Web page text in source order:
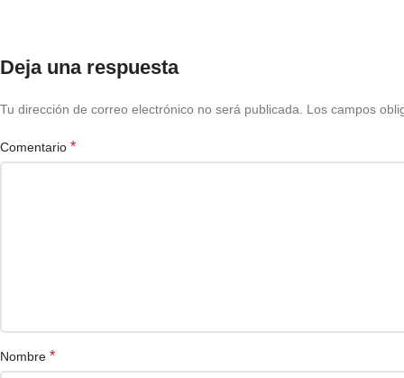
Deja una respuesta
Tu dirección de correo electrónico no será publicada. Los campos
Comentario *
Nombre *